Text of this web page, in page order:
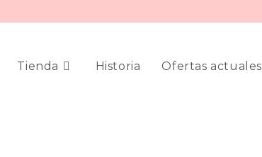
Tienda Historia Ofertas actuales